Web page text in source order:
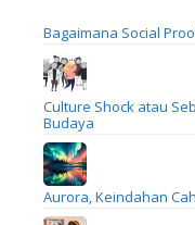
Bagaimana Social
Culture Shock atau
Budaya
Aurora, Keindahan